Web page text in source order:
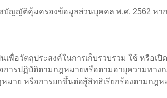
ติคุ้มครองข้อมูลส่วนบุคคล พ.ศ. 2562 หาก
อวัตถุประสงค์ในการเก็บรวบรวม ใช้ หรือเปิ
การปฏิบัติตามกฎหมายหรือตามอายุความทาง
มาย หรือการยกขึ้นต่อสู้สิทธิเรียกร้องตามกฎห